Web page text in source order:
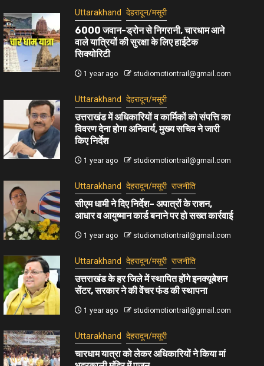
Uttarakhand देहरादून/मसूरी
6000 जवान-ड्रोन से निगरानी, चारधाम आने
वाले यात्रियों की सुरक्षा के लिए हाईटेक
सिक्योरिटी
1 year ago studiomotiontrail@gmail.com
Uttarakhand देहरादून/मसूरी
उत्तराखंड में अधिकारियों व कार्मिकों को संपत्ति का
विवरण देना होगा अनिवार्य, मुख्य सचिव ने जारी
किए निर्देश
1 year ago studiomotiontrail@gmail.com
Uttarakhand देहरादून/मसूरी राजनीति
सीएम धामी ने दिए निर्देश– अपात्रों के राशन,
आधार व आयुष्मान कार्ड बनाने पर हो सख्त कार्रवाई
1 year ago studiomotiontrail@gmail.com
Uttarakhand देहरादून/मसूरी राजनीति
उत्तराखंड के हर जिले में स्थापित होंगे इनक्यूबेशन
सेंटर, सरकार ने की वेंचर फंड की स्थापना
1 year ago studiomotiontrail@gmail.com
Uttarakhand देहरादून/मसूरी
चारधाम यात्रा को लेकर अधिकारियों ने किया मां